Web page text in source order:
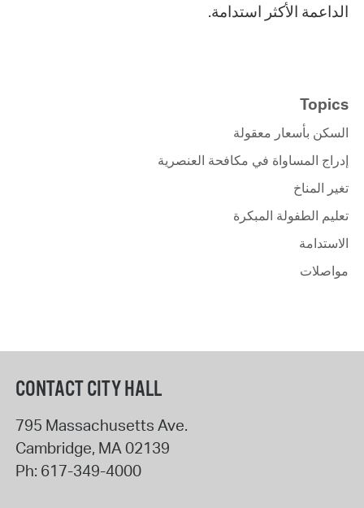
الداعمة الأكثر استدامة.
Topics
السكن بأسعار معقولة
إدراج المساواة في مكافحة العنصرية
تغير المناخ
تعليم الطفولة المبكرة
الاستدامة
مواصلات
CONTACT CITY HALL
795 Massachusetts Ave.
Cambridge, MA02139
Ph: 617-349-4000